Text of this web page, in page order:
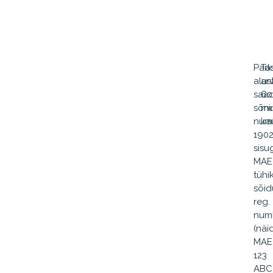
1902
MAE
reg.
MAE
123
60